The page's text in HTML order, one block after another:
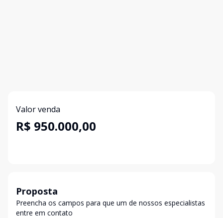
Valor venda
R$ 950.000,00
Proposta
Preencha os campos para que um de nossos especialistas
entre em contato